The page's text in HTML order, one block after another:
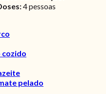
4pessoas
cozido
pelado